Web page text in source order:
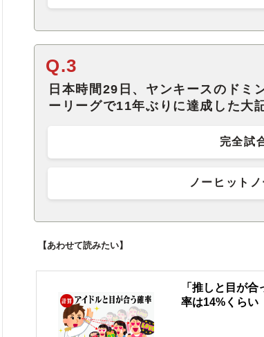
Q.3
日本時間29日、ヤンキースのドミ
ーリーグで11年ぶりに達成した大
完全試
ノーヒット
【あわせて読みたい】
「推しと目が
率は14%くらい